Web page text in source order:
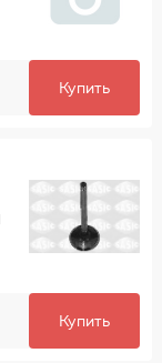
Купить
Купить